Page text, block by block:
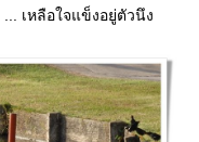
เหลือใจแข็งอยู่ตัวนึง